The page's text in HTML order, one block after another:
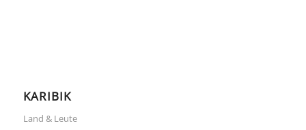
KARIBIK
Land & Leute